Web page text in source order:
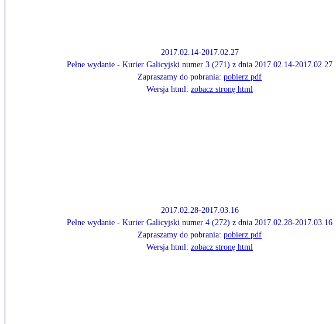
2017.02.14-2017.02.27
Pełne wydanie - Kurier Galicyjski numer 3 (271) z dnia 2017.02.14-2017.02.27
Zapraszamy do pobrania: pobierz pdf
Wersja html: zobacz stronę html
2017.02.28-2017.03.16
Pełne wydanie - Kurier Galicyjski numer 4 (272) z dnia 2017.02.28-2017.03.16
Zapraszamy do pobrania: pobierz pdf
Wersja html: zobacz stronę html